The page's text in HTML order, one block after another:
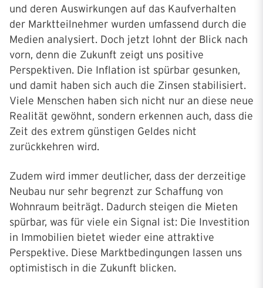
und deren Auswirkungen auf das Kaufverhalten
der Marktteilnehmer wurden umfassend durch die
Medien analysiert. Doch jetzt lohnt der Blick nach
vorn, denn die Zukunft zeigt uns positive
Perspektiven. Die Inflation ist spürbar gesunken,
und damit haben sich auch die Zinsen stabilisiert.
Viele Menschen haben sich nicht nur an diese neue
Realität gewöhnt, sondern erkennen auch, dass die
Zeit des extrem günstigen Geldes nicht
zurückkehren wird.
Zudem wird immer deutlicher, dass der derzeitige
Neubau nur sehr begrenzt zur Schaffung von
Wohnraum beiträgt. Dadurch steigen die Mieten
spürbar, was für viele ein Signal ist: Die Investition
in Immobilien bietet wieder eine attraktive
Perspektive. Diese Marktbedingungen lassen uns
optimistisch in die Zukunft blicken.